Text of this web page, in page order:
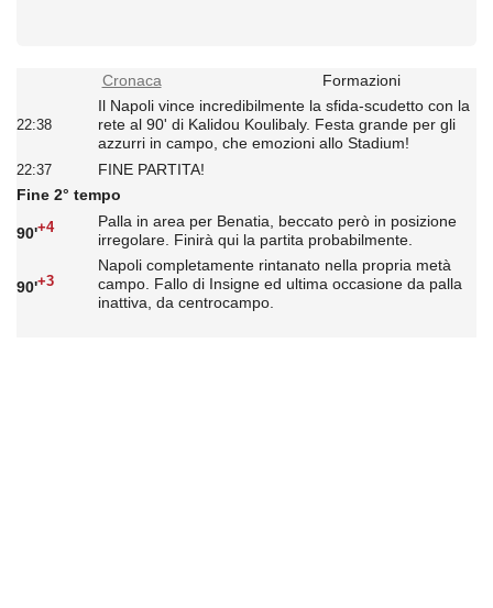
Cronaca Formazioni
22:38
Il Napoli vince incredibilmente la sfida-scudetto con la
rete al 90' di Kalidou Koulibaly. Festa grande per gli
azzurri in campo, che emozioni allo Stadium!
22:37
FINE PARTITA!
Fine 2° tempo
90'+4
Palla in area per Benatia, beccato però in posizione
irregolare. Finirà qui la partita probabilmente.
90'+3
Napoli completamente rintanato nella propria metà
campo. Fallo di Insigne ed ultima occasione da palla
inattiva, da centrocampo.